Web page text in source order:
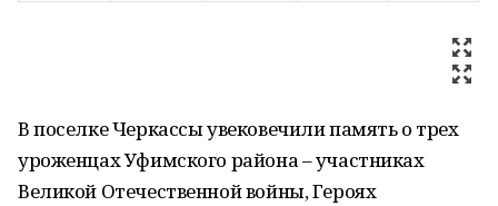
В поселке Черкассы увековечили память о трех
уроженцах Уфимского района – участниках
Великой Отечественной войны, Героях